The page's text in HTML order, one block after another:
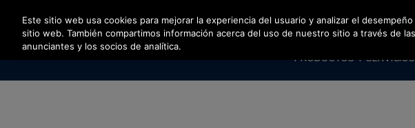
Pulse Intro para saltar al contenido principal
PRODUCTOS Y SERVICIOS
Este sitio web usa cookies para mejorar la experiencia del usuario y analizar el
sitio web. También compartimos información acerca del uso de nuestro sitio a través de
anunciantes y los socios de analítica.